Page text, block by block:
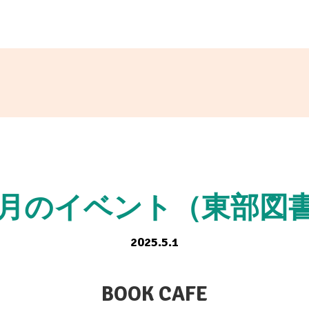
のイベント（東部図
2025.5.1
BOOK CAFE